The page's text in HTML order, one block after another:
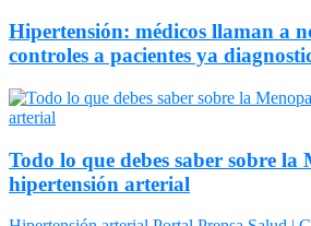
Hipertensión: médicos llaman a
controles a pacientes ya
Todo lo que debes saber sobre la
hipertensión arterial